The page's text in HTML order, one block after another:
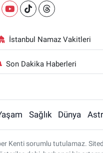
İstanbul Namaz Vakitleri
Son Dakika Haberleri
Sağlık Dünya
Kenti sorumlu tutulamaz.